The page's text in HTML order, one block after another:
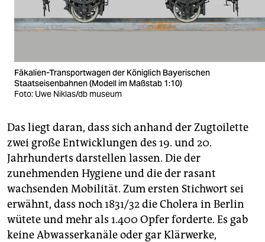
Fäkalien-Transportwagen der Königlich Bayerischen
Staatseisenbahnen (Modell im Maßstab 1:10)
Foto: Uwe Niklas/db museum
Das liegt daran, dass sich anhand der Zugtoilette
zwei große Entwicklungen des 19. und 20.
Jahrhunderts darstellen lassen. Die der
zunehmenden Hygiene und die der rasant
wachsenden Mobilität. Zum ersten Stichwort sei
erwähnt, dass noch 1831/32 die Cholera in Berlin
wütete und mehr als 1.400 Opfer forderte. Es gab
keine Abwasserkanäle oder gar Klärwerke,